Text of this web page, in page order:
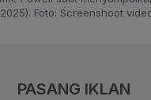
Foto: Screenshoot
PASANG IKLAN